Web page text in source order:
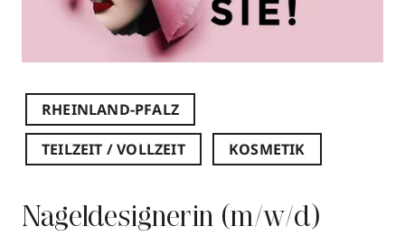
RHEINLAND-PFALZ
TEILZEIT / VOLLZEIT
KOSMETIK
Nageldesignerin (m/w/d)